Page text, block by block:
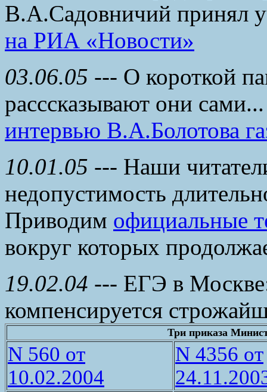
В.А.Садовничий принял
на РИА «Новости»
03.06.05 --- О короткой
расссказывают они
интервью В.А.Болотова
10.01.05 --- Наши
недопустимость
Приводим официальные
вокруг которых
19.02.04 --- ЕГЭ в Москве:
компенсируется
Три приказа
N 560 от
10.02.2004
N 4356 от